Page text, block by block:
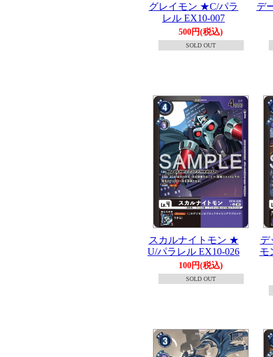
グレイモン ★C/パラ
レル EX10-007
500円(税込)
SOLD OUT
デ
スカルナイトモン ★
U/パラレル EX10-026
100円(税込)
SOLD OUT
デ
モ